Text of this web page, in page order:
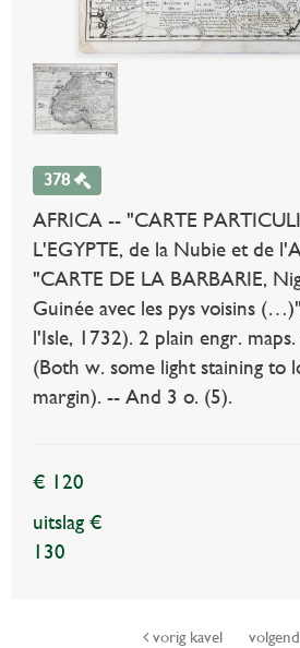
378
AFRICA -- "CARTE
L'EGYPTE, de la Nubie et de
"CARTE DE LA BARBARIE,
Guinée avec les pys voisins
l'Isle, 1732). 2 plain engr.
(Both w. some light staining to
margin). -- And 3 o. (5).
€ 120
uitslag €
130
vorig kavel